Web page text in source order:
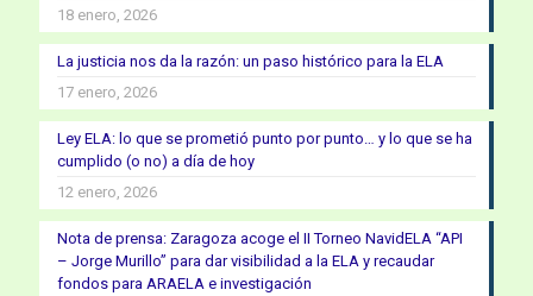
18 enero, 2026
La justicia nos da la razón: un paso histórico para la ELA
17 enero, 2026
Ley ELA: lo que se prometió punto por punto… y lo que se ha
cumplido (o no) a día de hoy
12 enero, 2026
Nota de prensa: Zaragoza acoge el II Torneo NavidELA “API
– Jorge Murillo” para dar visibilidad a la ELA y recaudar
fondos para ARAELA e investigación